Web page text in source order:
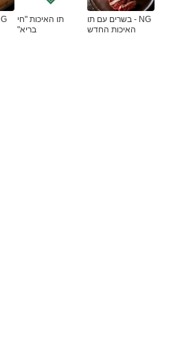
NG - בשרים עם תו
האיכות החדש
תו האיכות "חי
בריא"